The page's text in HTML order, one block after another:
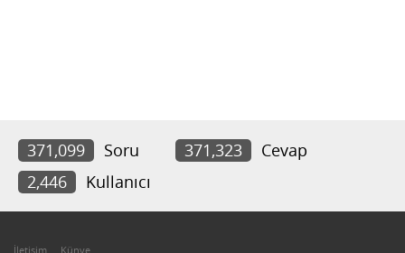
371,099 Soru 371,323
Cevap
2,446
Kullanıcı
İletişim Künye